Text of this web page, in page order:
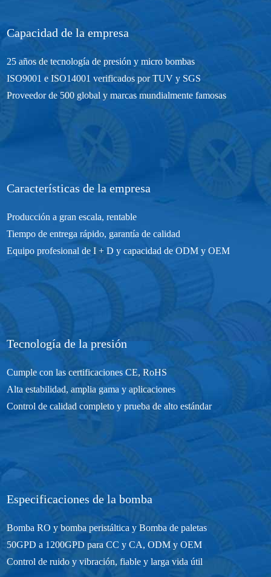
Capacidad de la empresa
25 años de tecnología de presión y micro bombas
ISO9001 e ISO14001 verificados por TUV y SGS
Proveedor de 500 global y marcas mundialmente famosas
Características de la empresa
Producción a gran escala, rentable
Tiempo de entrega rápido, garantía de calidad
Equipo profesional de I + D y capacidad de ODM y OEM
Tecnología de la presión
Cumple con las certificaciones CE, RoHS
Alta estabilidad, amplia gama y aplicaciones
Control de calidad completo y prueba de alto estándar
Especificaciones de la bomba
Bomba RO y bomba peristáltica y Bomba de paletas
50GPD a 1200GPD para CC y CA, ODM y OEM
Control de ruido y vibración, fiable y larga vida útil